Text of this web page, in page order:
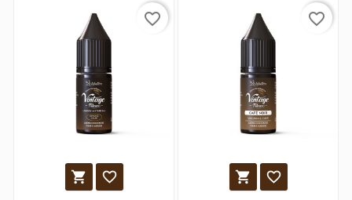
 
favorite_border
 
favorite_border